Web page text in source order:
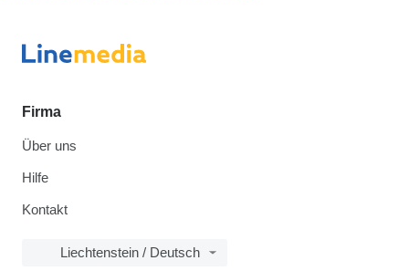
Firma
Über uns
Hilfe
Kontakt
Liechtenstein / Deutsch